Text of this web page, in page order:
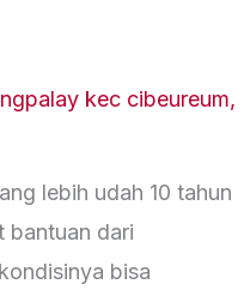
kec cibeureum,
lebih udah 10 tahun
bantuan dari
bisa